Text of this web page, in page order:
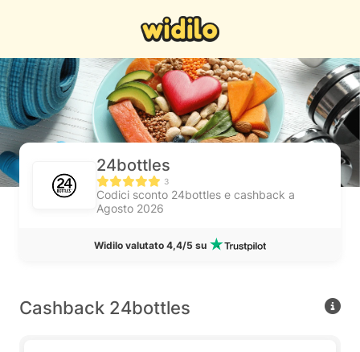
24bottles
3
Codici sconto 24bottles e cashback a
Agosto 2026
Widilo valutato 4,4/5 su
Cashback 24bottles